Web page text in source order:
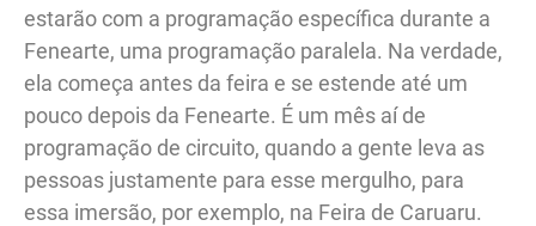
estarão com a programação específica durante a
Fenearte, uma programação paralela. Na verdade,
ela começa antes da feira e se estende até um
pouco depois da Fenearte. É um mês aí de
programação de circuito, quando a gente leva as
pessoas justamente para esse mergulho, para
essa imersão, por exemplo, na Feira de Caruaru.